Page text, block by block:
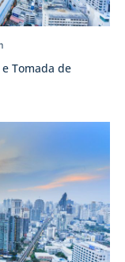
Tomada de